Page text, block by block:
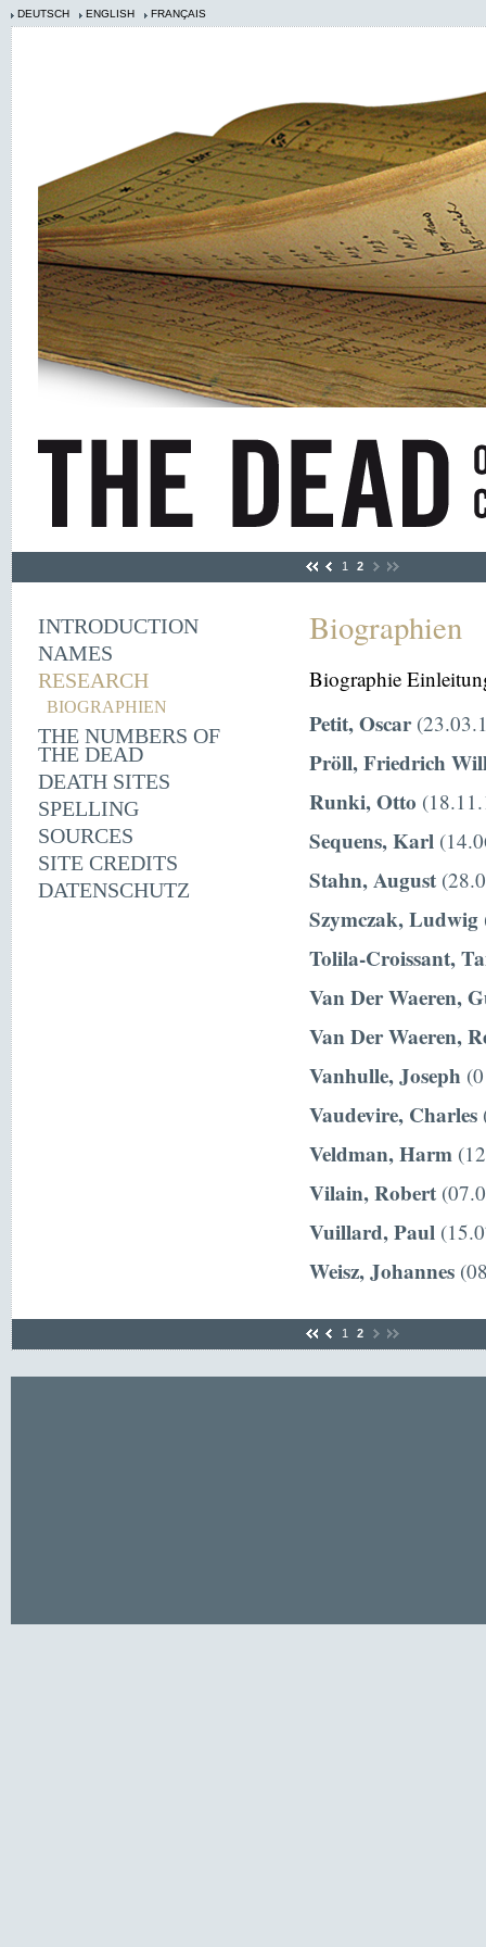
DEUTSCH ENGLISH FRANÇAIS
1 2
INTRODUCTION
NAMES
RESEARCH
BIOGRAPHIEN
THE NUMBERS OF
THE DEAD
DEATH SITES
SPELLING
SOURCES
SITE CREDITS
DATENSCHUTZ
Biographien
Biographie
Petit, Oscar
Pröll, Friedrich
Runki, Otto
Sequens, Karl
Stahn, August
Szymczak, Ludwig
Tolila-Croissant,
Van Der Waeren,
Van Der Waeren,
Vanhulle, Joseph
Vaudevire, Charles
Veldman, Harm
Vilain, Robert
Vuillard, Paul
Weisz, Johannes
1 2